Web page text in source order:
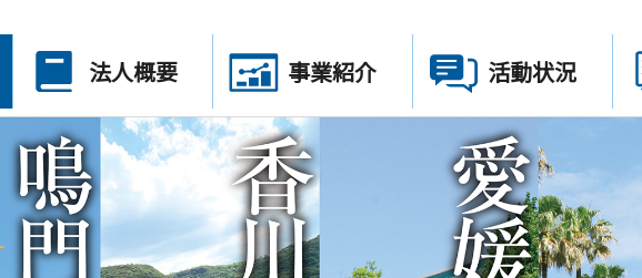
法人概要 事業紹介 活動状況